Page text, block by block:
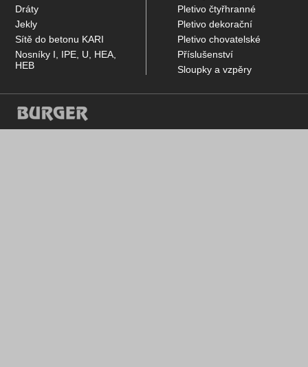
Dráty
Jekly
Sítě do betonu KARI
Nosníky I, IPE, U, HEA,
HEB
Pletivo čtyřhranné
Pletivo dekorační
Pletivo chovatelské
Příslušenství
Sloupky a vzpěry